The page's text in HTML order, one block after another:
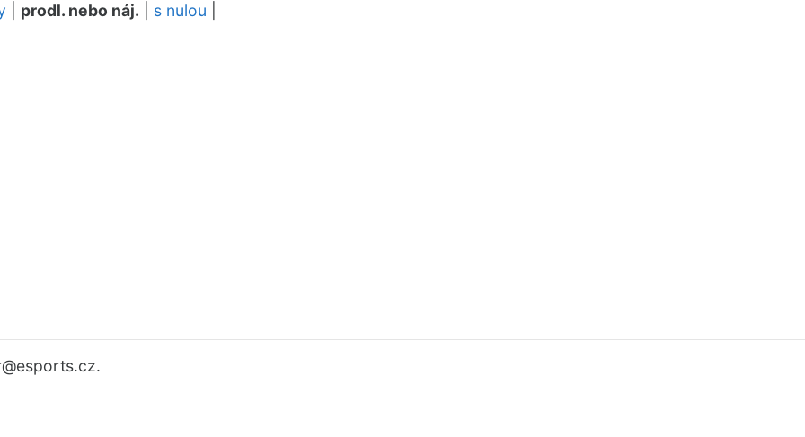
prodl. nebo náj. s nulou
@esports.cz.